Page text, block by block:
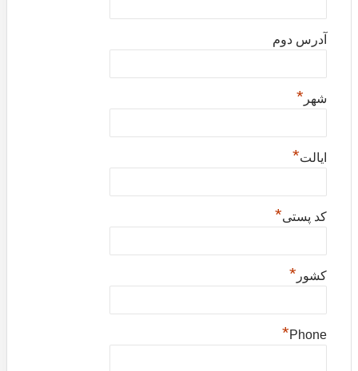
آدرس دوم
شهر *
ایالت*
کد پستی*
کشور *
Phone
*